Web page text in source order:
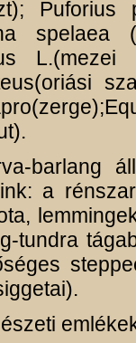
Puforius
spelaea
L.(mezei
barlang
a
tundra